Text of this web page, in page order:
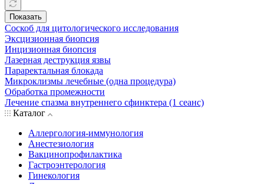
Показать
Соскоб для цитологического исследования
Эксцизионная биопсия
Инцизионная биопсия
Лазерная деструкция язвы
Параректальная блокада
Микроклизмы лечебные (одна процедура)
Обработка промежности
Лечение спазма внутреннего сфинктера (1 сеанс)
Каталог
Аллергология-иммунология
Анестезиология
Вакцинопрофилактика
Гастроэнтерология
Гинекология